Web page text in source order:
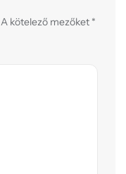
A kötelező mezőket *